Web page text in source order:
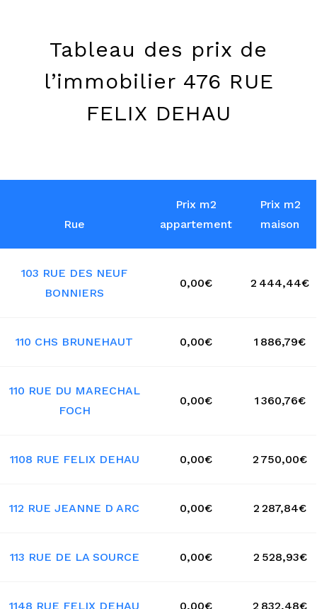
Tableau des prix de
l’immobilier 476 RUE
FELIX DEHAU
Rue
Prix m2
appartement
Prix m2
maison
103 RUE DES NEUF
BONNIERS
0,00€ 2 444,44€
110 CHS BRUNEHAUT 0,00€ 1 886,79€
110 RUE DU MARECHAL
FOCH
0,00€ 1 360,76€
1108 RUE FELIX DEHAU 0,00€ 2 750,00€
112 RUE JEANNE D ARC 0,00€ 2 287,84€
113 RUE DE LA SOURCE 0,00€ 2 528,93€
1148 RUE FELIX DEHAU 0,00€ 2 832,48€